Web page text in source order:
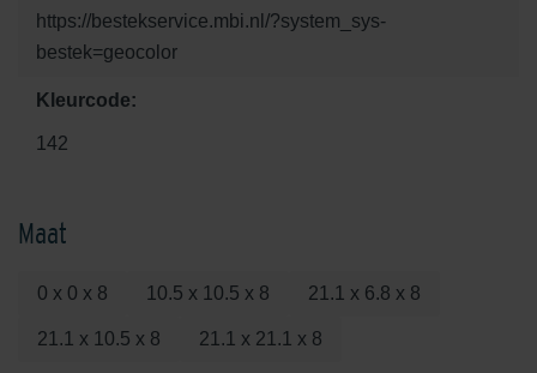
https://bestekservice.mbi.nl/?system_sys-
bestek=geocolor
Kleurcode:
142
Maat
0 x 0 x 8 10.5 x 10.5 x 8 21.1 x 6.8 x 8
21.1 x 10.5 x 8 21.1 x 21.1 x 8